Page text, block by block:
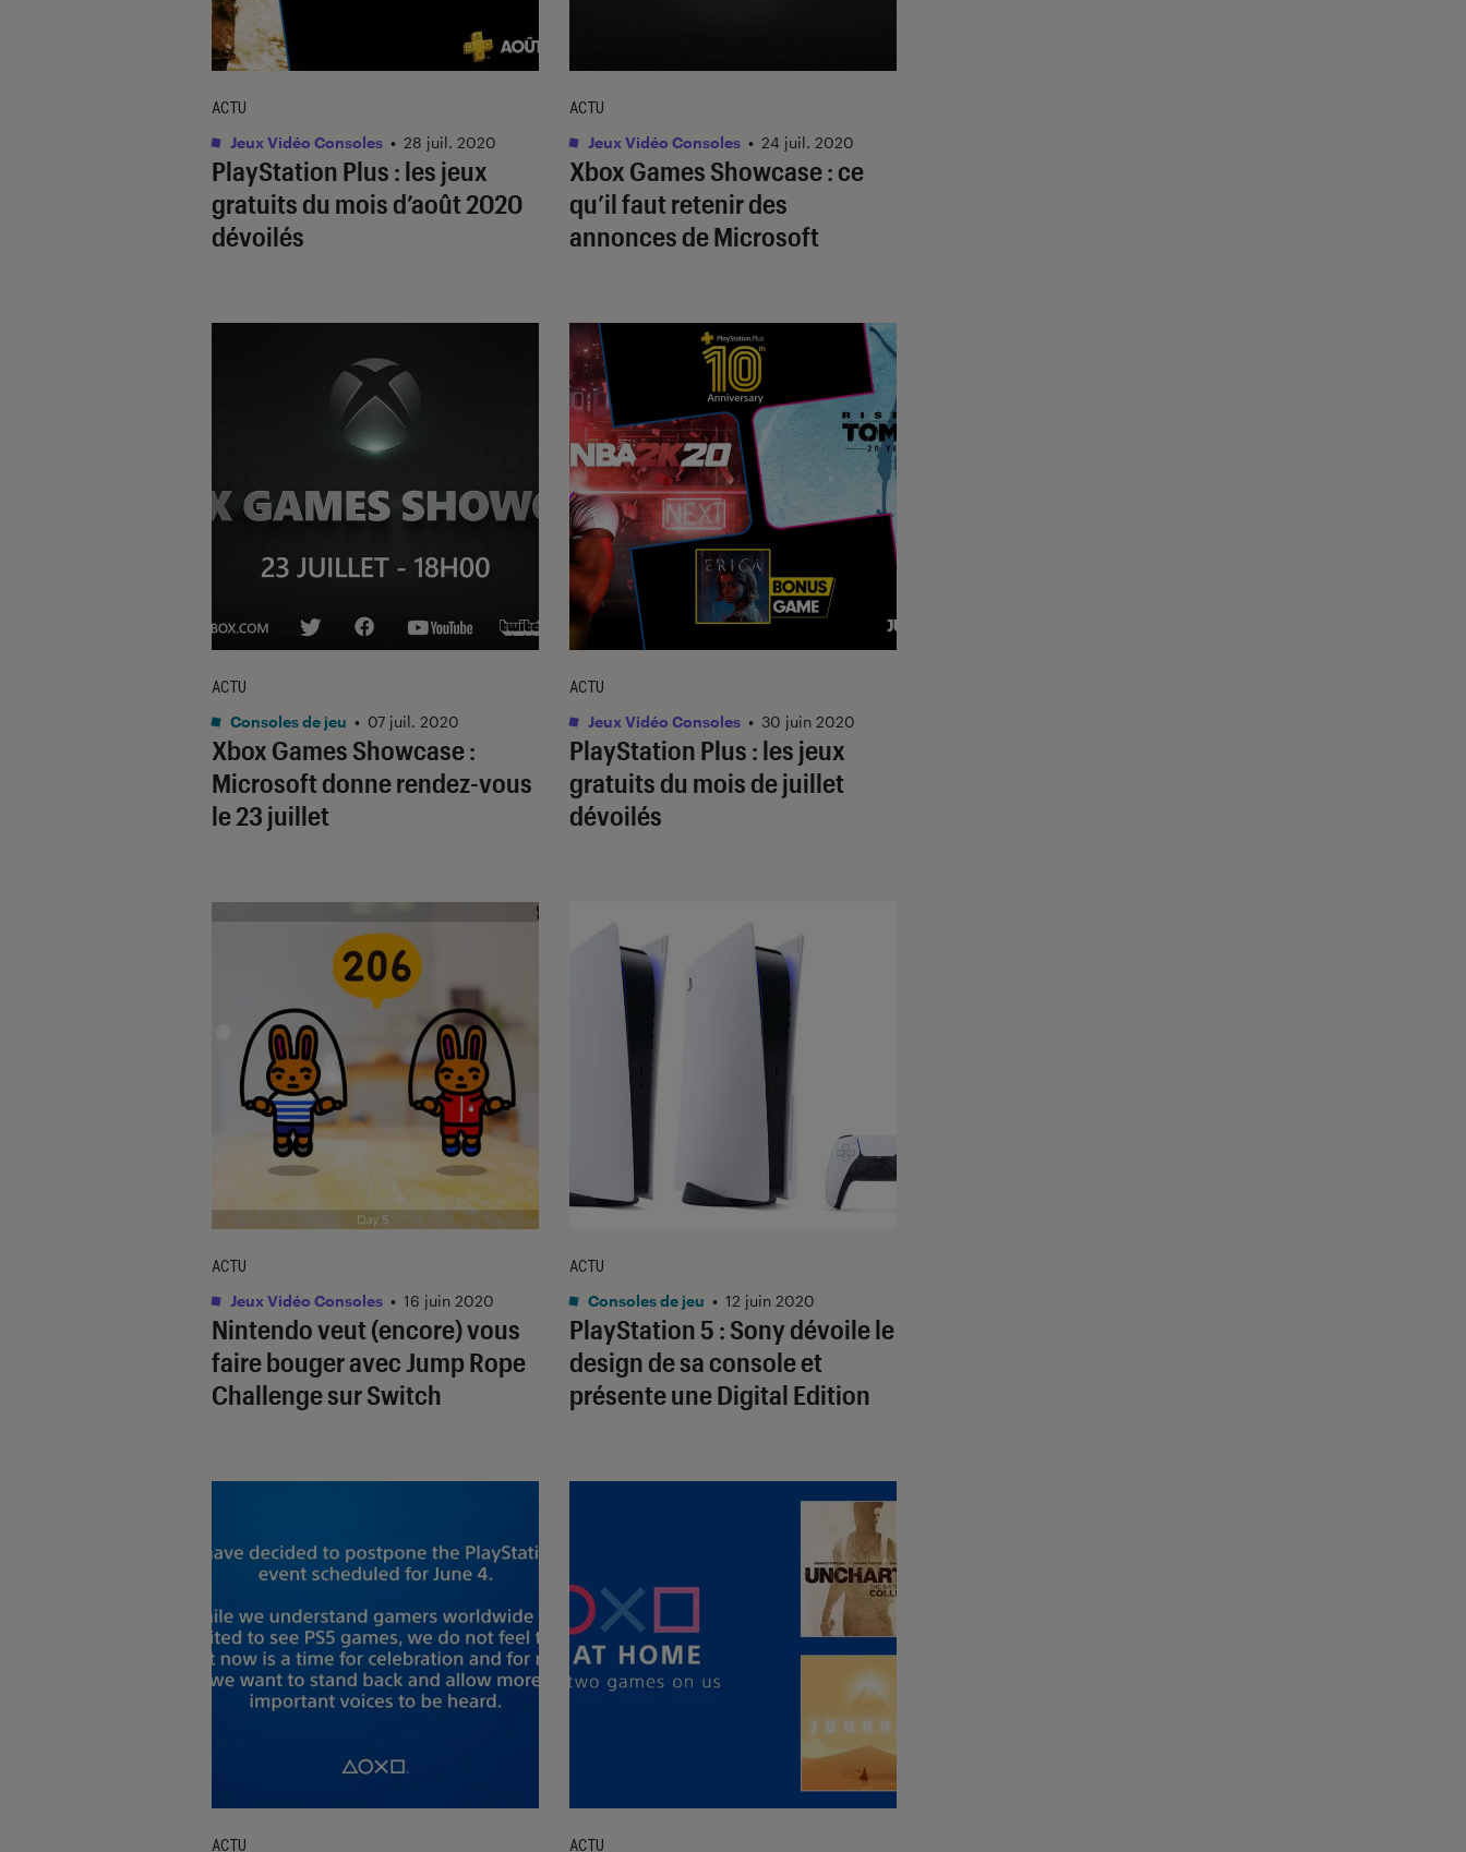
PlayStation Plus : les jeux
gratuits du mois d’août 2020
dévoilés
ACTU
Jeux Vidéo Consoles • 28 juil. 2020
Xbox Games Showcase : ce
qu’il faut retenir des
annonces de Microsoft
ACTU
Jeux Vidéo Consoles • 24 juil. 2020
Xbox Games Showcase :
Microsoft donne rendez-vous
le 23 juillet
ACTU
Consoles de jeu • 07 juil. 2020
PlayStation Plus : les jeux
gratuits du mois de juillet
dévoilés
ACTU
Jeux Vidéo Consoles • 30 juin 2020
Nintendo veut (encore) vous
faire bouger avec Jump Rope
Challenge sur Switch
ACTU
Jeux Vidéo Consoles • 16 juin 2020
PlayStation 5 : Sony dévoile le
design de sa console et
présente une Digital Edition
ACTU
Consoles de jeu • 12 juin 2020
ACTU ACTU